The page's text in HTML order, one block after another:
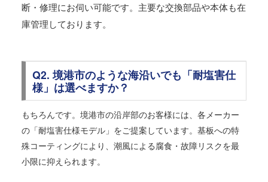
断・修理にお伺い可能です。主要な交換部品や本体も在
庫管理しております。
Q2. 境港市のような海沿いでも「耐塩害仕
様」は選べますか？
もちろんです。境港市の沿岸部のお客様には、各メーカー
の「耐塩害仕様モデル」をご提案しています。基板への特
殊コーティングにより、潮風による腐食・故障リスクを最
小限に抑えられます。